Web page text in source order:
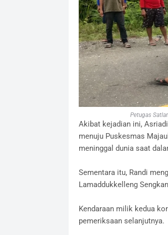
Petugas
Akibat kejadian ini,
menuju Puskesmas
meninggal dunia saat
Sementara itu, Randi
Lamaddukkelleng
Kendaraan milik kedua
pemeriksaan selanjutnya.